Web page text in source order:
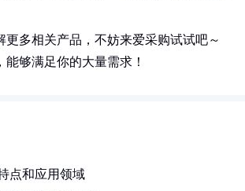
更多相关产品，不妨来爱采购试试吧～
能够满足你的大量需求！
点和应用领域